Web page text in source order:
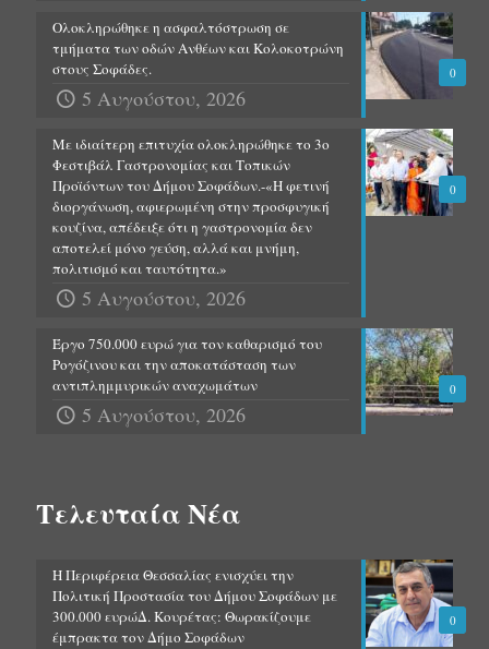
0
Ολοκληρώθηκε η ασφαλτόστρωση σε
τμήματα των οδών Ανθέων και Κολοκοτρώνη
στους Σοφάδες.
5 Αυγούστου, 2026
0
Με ιδιαίτερη επιτυχία ολοκληρώθηκε το 3ο
Φεστιβάλ Γαστρονομίας και Τοπικών
Προϊόντων του Δήμου Σοφάδων.-«Η φετινή
διοργάνωση, αφιερωμένη στην προσφυγική
κουζίνα, απέδειξε ότι η γαστρονομία δεν
αποτελεί μόνο γεύση, αλλά και μνήμη,
πολιτισμό και ταυτότητα.»
5 Αυγούστου, 2026
0
Έργο 750.000 ευρώ για τον καθαρισμό του
Ρογόζινου και την αποκατάσταση των
αντιπλημμυρικών αναχωμάτων
5 Αυγούστου, 2026
Τελευταία Νέα
0
Η Περιφέρεια Θεσσαλίας ενισχύει την
Πολιτική Προστασία του Δήμου Σοφάδων με
300.000 ευρώΔ. Κουρέτας: Θωρακίζουμε
έμπρακτα τον Δήμο Σοφάδων